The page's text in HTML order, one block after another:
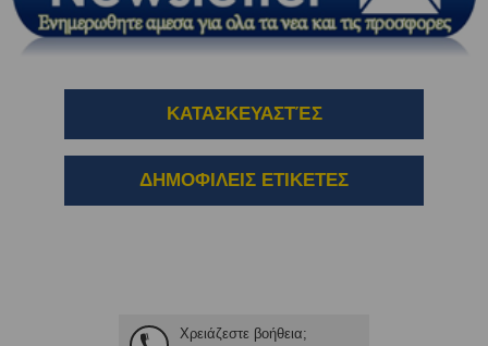
ΚΑΤΑΣΚΕΥΑΣΤΈΣ
ΔΗΜΟΦΙΛΕΙΣ ΕΤΙΚΕΤΕΣ
Χρειάζεστε βοήθεια;